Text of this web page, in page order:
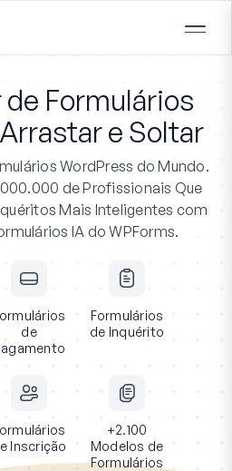
Formulários
e Soltar
WordPress do Mundo.
de Profissionais Que
Mais Inteligentes com
IA do WPForms.
de
Formulários
de Inquérito
Inscrição
+2.100
Modelos de
Formulários